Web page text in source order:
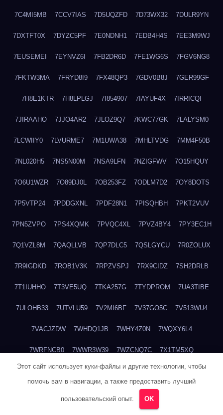
7C4MI5MB 7CCV7IAS 7D5UQZFD 7D73WX32 7DULR9YN
7DXTFT0X 7DYZC5PF 7E0NDNH1 7EDB4H4S 7EE3M9WJ
7EUSEMEI 7EYNVZ6I 7FB2DR6D 7FE1WG6S 7FGV6NG8
7FKTW3MA 7FRYD8I9 7FX48QP3 7GDV0B8J 7GER99GF
7H8E1KTR 7H8LPLGJ 7I854907 7IAYUF4X 7IRRICQI
7JIRAAHO 7JJO4AR2 7JLOZ9Q7 7KWC77GK 7LALYSM0
7LCWIIY0 7LVURME7 7M1UWA38 7MHLTVDG 7MM4F50B
7NL020H5 7NS5N00M 7NSA9LFN 7NZIGFWV 7O15HQUY
7O6U1WZR 7O89DJ0L 7OB253FZ 7ODLM7D2 7OY8DOTS
7P5VTP24 7PDDGXNL 7PDF28N1 7PISQHBH 7PKT2VUV
7PN5ZVPO 7PS4XQMK 7PVQC4XL 7PVZ4BY4 7PY3EC1H
7Q1VZL8M 7QAQLLVB 7QP7DLC5 7QSLGYCU 7R0ZOLUX
7R9IGDKD 7ROB1V3K 7RPZVSPJ 7RX9CIDZ 7SH2DRLB
7T1IUHHO 7T3VE5UQ 7TKA257G 7TYDPROM 7UA3TIBE
7ULOHB33 7UTVLU59 7V2MI6BF 7V37GO5C 7V513WU4
7VACJZDW 7WHDQ1JB 7WHY4Z0N 7WQXY6L4
7WRFNCB0 7WWR3W39 7WZCNQ7C 7X1TM5XQ
7XKFP983 7XMG6WJ3 7XT3ZWK3 7Y2HM15R 7YHSQGPE
7ZUCLJ14
Этот сайт использует куки-файлы и другие технологии, чтобы
помочь вам в навигации, а также предоставить лучший
пользовательский опыт. OK